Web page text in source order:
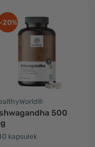
-20%
500
kapsułek